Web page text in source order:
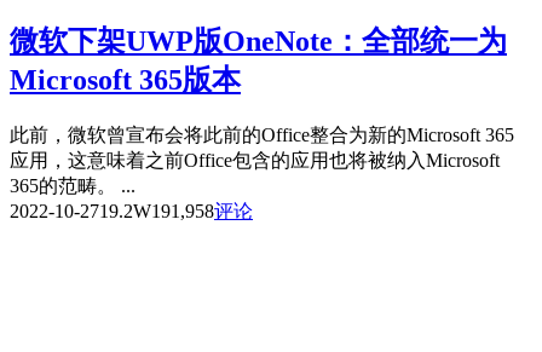
微软下架UWP版OneNote：全部统一为
Microsoft 365版本
此前，微软曾宣布会将此前的Office整合为新的Microsoft 365
应用，这意味着之前Office包含的应用也将被纳入Microsoft
365的范畴。 ...
2022-10-2719.2W191,958评论